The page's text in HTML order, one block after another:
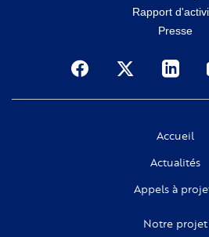
Rapport
Presse
Social
Accueil
Actualités
Appels à
Notre projet